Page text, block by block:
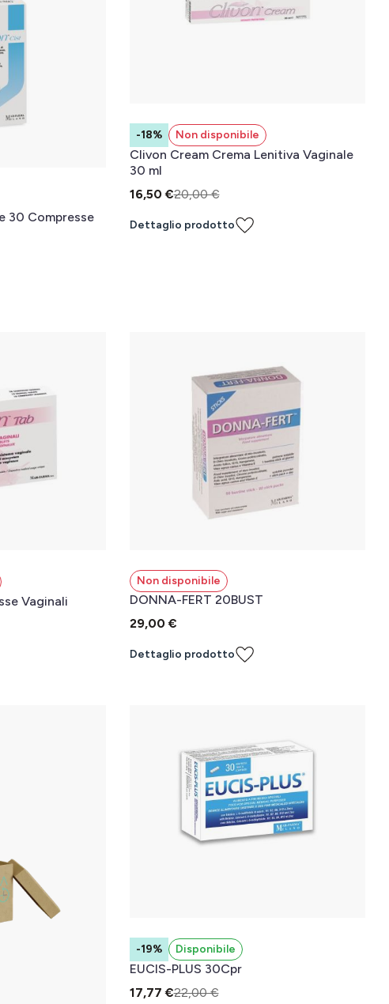
30 Compresse
-18% Non disponibile
Clivon Cream Crema Lenitiva Vaginale
30 ml
16,50 €20,00 €
Dettaglio prodotto
Vaginali
Non disponibile
DONNA-FERT 20BUST
29,00 €
Dettaglio prodotto
-19% Disponibile
EUCIS-PLUS 30Cpr
17,77 €22,00 €